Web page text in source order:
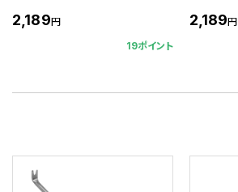
2,189円
19ポイント
2,189円